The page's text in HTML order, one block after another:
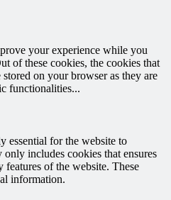
your experience while you
of these cookies, the cookies that
stored on your browser as they are
functionalities...
essential for the website to
includes cookies that ensures
of the website. These
information.